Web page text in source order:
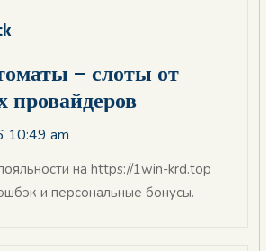
— слоты от
провайдеров
am
на https://1win-krd.top
и персональные бонусы.